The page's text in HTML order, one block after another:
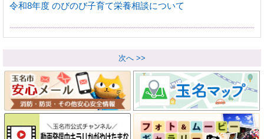
令和8年度 のびのび子育て栄養相談について
次へ >>